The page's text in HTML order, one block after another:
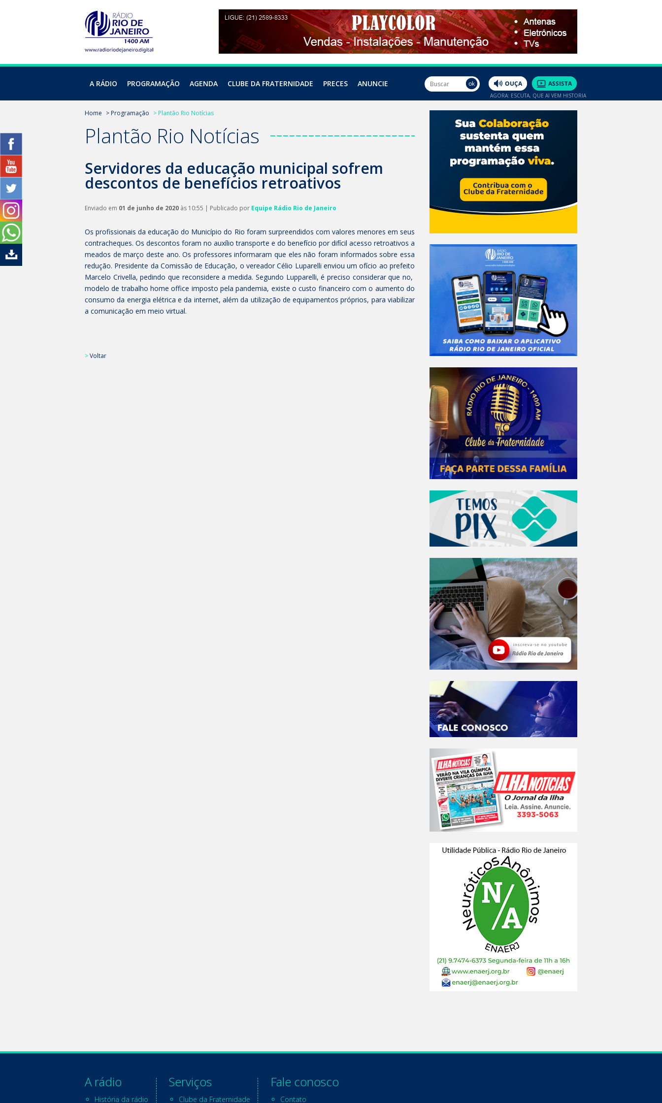
A RÁDIO PROGRAMAÇÃO AGENDA CLUBE DA FRATERNIDADE PRECES ANUNCIE
AGORA: ESCUTA, QUE AÍ VEM HISTÓRIA
Home > Programação > Plantão Rio Notícias
Plantão Rio Notícias
Servidores da educação municipal sofrem
descontos de benefícios retroativos
Enviado em 01 de junho de 2020 às 10:55 | Publicado por Equipe Rádio Rio de Janeiro
Os profissionais da educação do Município do Rio foram surpreendidos com valores menores em seus
contracheques. Os descontos foram no auxílio transporte e do benefício por difícil acesso retroativos a
meados de março deste ano. Os professores informaram que eles não foram informados sobre essa
redução. Presidente da Comissão de Educação, o vereador Célio Luparelli enviou um ofício ao prefeito
Marcelo Crivella, pedindo que reconsidere a medida. Segundo Lupparelli, é preciso considerar que no,
modelo de trabalho home office imposto pela pandemia, existe o custo financeiro com o aumento do
consumo da energia elétrica e da internet, além da utilização de equipamentos próprios, para viabilizar
a comunicação em meio virtual.
>Voltar
A rádio
História da rádio
Serviços
Clube da Fraternidade
Fale conosco
Contato